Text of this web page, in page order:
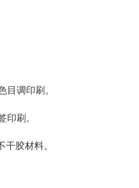
调印刷。
刷。
胶材料。